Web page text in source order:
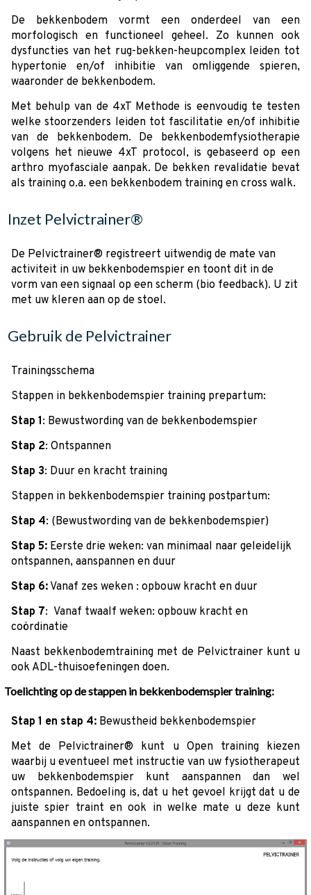
De bekkenbodem vormt een onderdeel van een
morfologisch en functioneel geheel. Zo kunnen ook
dysfuncties van het rug-bekken-heupcomplex leiden tot
hypertonie en/of inhibitie van omliggende spieren,
waaronder de bekkenbodem.
Met behulp van de 4xT Methode is eenvoudig te testen
welke stoorzenders leiden tot fascilitatie en/of inhibitie
van de bekkenbodem. De bekkenbodemfysiotherapie
volgens het nieuwe 4xT protocol, is gebaseerd op een
arthro myofasciale aanpak. De bekken revalidatie bevat
als training o.a. een bekkenbodem training en cross walk.
Inzet Pelvictrainer®
De Pelvictrainer® registreert uitwendig de mate van
activiteit in uw bekkenbodemspier en toont dit in de
vorm van een signaal op een scherm (bio feedback). U zit
met uw kleren aan op de stoel.
Gebruik de Pelvictrainer
Trainingsschema
Stappen in bekkenbodemspier training prepartum:
Stap 1: Bewustwording van de bekkenbodemspier
Stap 2: Ontspannen
Stap 3: Duur en kracht training
Stappen in bekkenbodemspier training postpartum:
Stap 4: (Bewustwording van de bekkenbodemspier)
Stap 5: Eerste drie weken: van minimaal naar geleidelijk
ontspannen, aanspannen en duur
Stap 6: Vanaf zes weken : opbouw kracht en duur
Stap 7: Vanaf twaalf weken: opbouw kracht en
coördinatie
Naast bekkenbodemtraining met de Pelvictrainer kunt u
ook ADL-thuisoefeningen doen.
Toelichting op de stappen in bekkenbodemspier training:
Stap 1 en stap 4: Bewustheid bekkenbodemspier
Met de Pelvictrainer® kunt u Open training kiezen
waarbij u eventueel met instructie van uw fysiotherapeut
uw bekkenbodemspier kunt aanspannen dan wel
ontspannen. Bedoeling is, dat u het gevoel krijgt dat u de
juiste spier traint en ook in welke mate u deze kunt
aanspannen en ontspannen.